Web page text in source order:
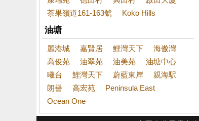
茶果嶺道161-163號
Koko Hills
油塘
麗港城 嘉賢居 鯉灣天下
海傲灣
高俊苑
油翠苑 油美苑
油塘中心
曦台
鯉灣天下 蔚藍東岸
親海駅
朗譽
高宏苑
Peninsula East
Ocean One